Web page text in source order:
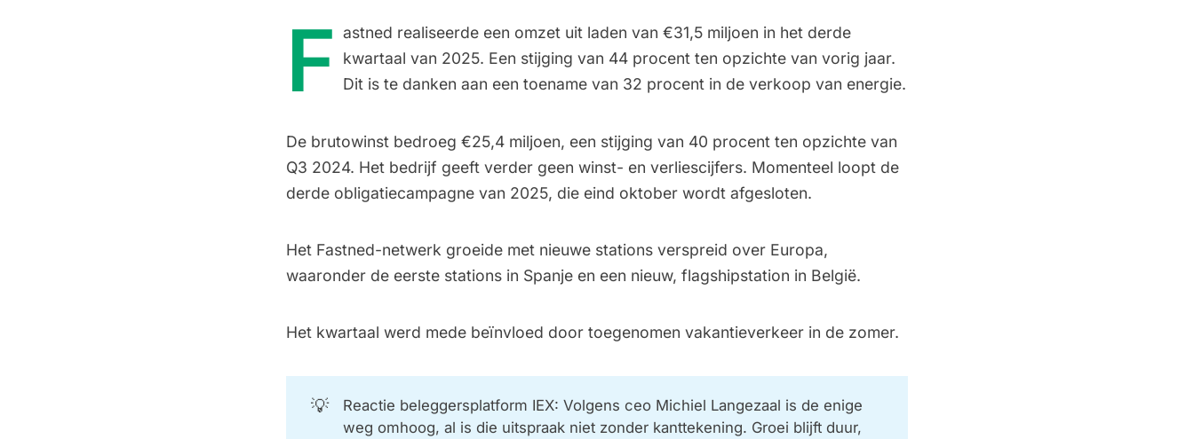
F astned realiseerde een omzet uit laden van €31,5 miljoen in het derde
kwartaal van 2025. Een stijging van 44 procent ten opzichte van vorig jaar.
Dit is te danken aan een toename van 32 procent in de verkoop van energie.
De brutowinst bedroeg €25,4 miljoen, een stijging van 40 procent ten opzichte van
Q3 2024. Het bedrijf geeft verder geen winst- en verliescijfers. Momenteel loopt de
derde obligatiecampagne van 2025, die eind oktober wordt afgesloten.
Het Fastned-netwerk groeide met nieuwe stations verspreid over Europa,
waaronder de eerste stations in Spanje en een nieuw, flagshipstation in België.
Het kwartaal werd mede beïnvloed door toegenomen vakantieverkeer in de zomer.
💡 Reactie beleggersplatform IEX: Volgens ceo Michiel Langezaal is de enige
weg omhoog, al is die uitspraak niet zonder kanttekening. Groei blijft duur,